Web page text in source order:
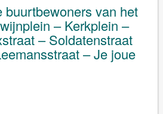
buurtbewoners van het
– Kerkplein –
– Soldatenstraat
– Je joue